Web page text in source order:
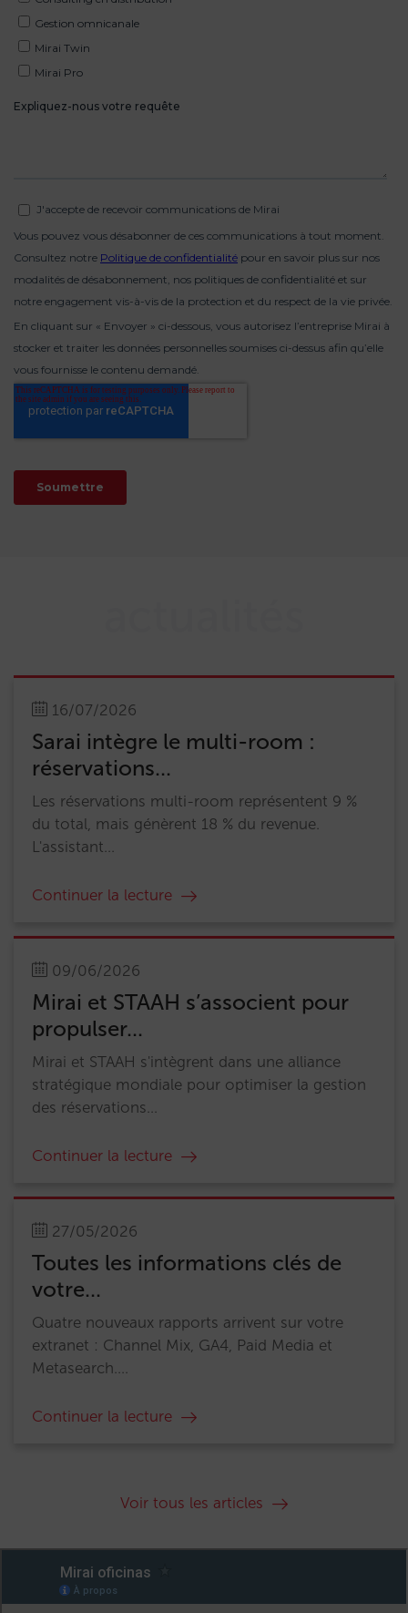
16/07/2026
Sarai intègre le multi-room :
réservations...
Les réservations multi-room représentent 9 %
du total, mais génèrent 18 % du revenue.
L'assistant...
Continuer la lecture
09/06/2026
Mirai et STAAH s’associent pour
propulser...
Mirai et STAAH s'intègrent dans une alliance
stratégique mondiale pour optimiser la gestion
des réservations...
Continuer la lecture
27/05/2026
Toutes les informations clés de
votre...
Quatre nouveaux rapports arrivent sur votre
extranet : Channel Mix, GA4, Paid Media et
Metasearch....
Continuer la lecture
Voir tous les articles